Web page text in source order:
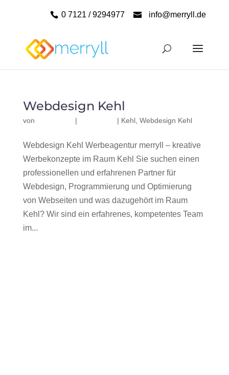
0 7121 / 9294977 info@merryll.de
Webdesign Kehl
von | | Kehl, Webdesign Kehl
Webdesign Kehl Werbeagentur merryll – kreative
Werbekonzepte im Raum Kehl Sie suchen einen
professionellen und erfahrenen Partner für
Webdesign, Programmierung und Optimierung
von Webseiten und was dazugehört im Raum
Kehl? Wir sind ein erfahrenes, kompetentes Team
im...